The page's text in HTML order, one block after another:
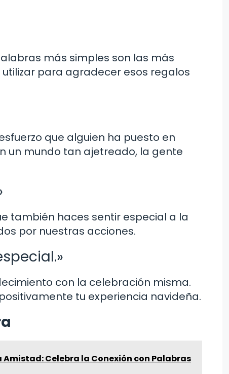
más simples son las más
para agradecer esos regalos
que alguien ha puesto en
un mundo tan ajetreado, la gente
también haces sentir especial a la
por nuestras acciones.
con la celebración misma.
tu experiencia navideña.
Amistad: Celebra la Conexión con Palabras